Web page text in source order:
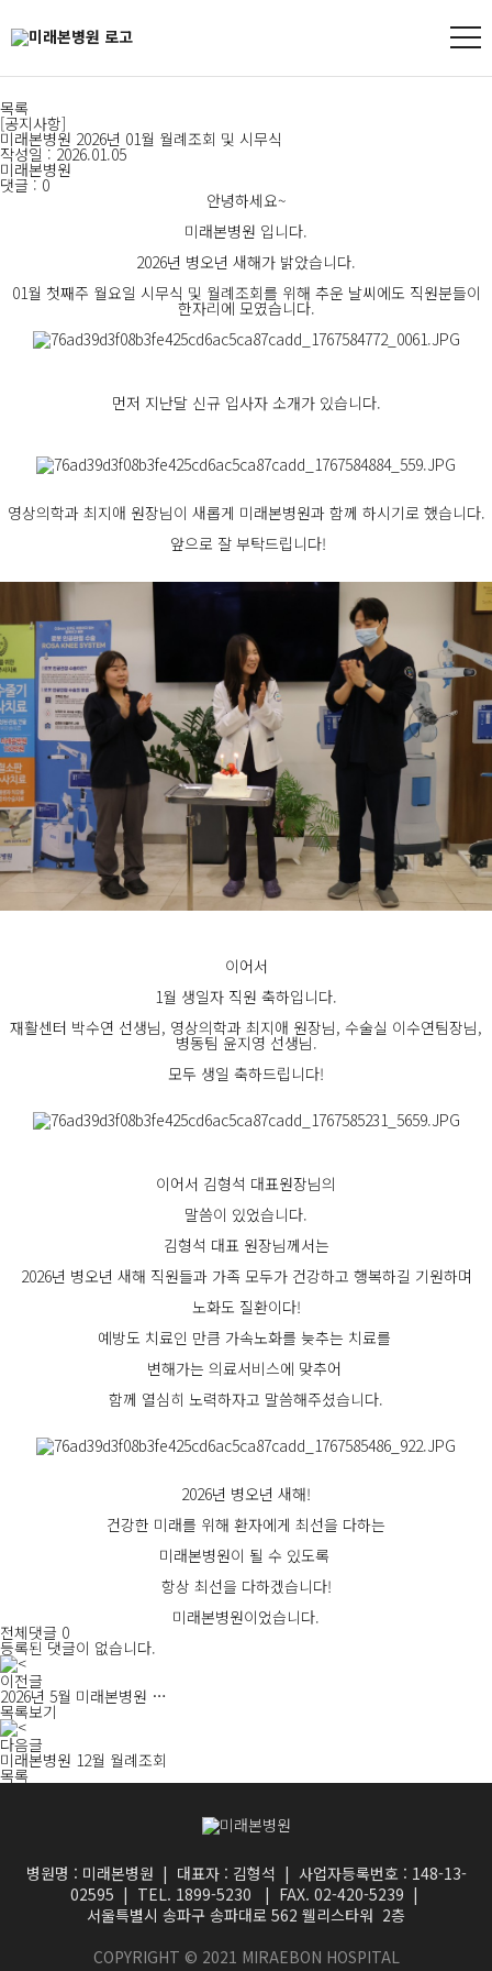
목록
[공지사항]
미래본병원 2026년 01월 월례조회 및 시무식
작성일 : 2026.01.05
미래본병원
댓글 : 0
안녕하세요~
미래본병원 입니다.
2026년 병오년 새해가 밝았습니다.
01월 첫째주 월요일 시무식 및 월례조회를 위해 추운 날씨에도 직원분들이
한자리에 모였습니다.
먼저 지난달 신규 입사자 소개가 있습니다.
영상의학과 최지애 원장님이 새롭게 미래본병원과 함께 하시기로 했습니다.
앞으로 잘 부탁드립니다!
이어서
1월 생일자 직원 축하입니다.
재활센터 박수연 선생님, 영상의학과 최지애 원장님, 수술실 이수연팀장님,
병동팀 윤지영 선생님.
모두 생일 축하드립니다!
이어서 김형석 대표원장님의
말씀이 있었습니다.
김형석 대표 원장님께서는
2026년 병오년 새해 직원들과 가족 모두가 건강하고 행복하길 기원하며
노화도 질환이다!
예방도 치료인 만큼 가속노화를 늦추는 치료를
변해가는 의료서비스에 맞추어
함께 열심히 노력하자고 말씀해주셨습니다.
2026년 병오년 새해!
건강한 미래를 위해 환자에게 최선을 다하는
미래본병원이 될 수 있도록
항상 최선을 다하겠습니다!
미래본병원이었습니다.
전체댓글 0
등록된 댓글이 없습니다.
이전글
2026년 5월 미래본병원 …
목록보기
다음글
미래본병원 12월 월례조회
목록
병원명 : 미래본병원 | 대표자 : 김형석 | 사업자등록번호 : 148-13-
02595 | TEL. 1899-5230 | FAX. 02-420-5239 |
서울특별시 송파구 송파대로 562 웰리스타워 2층
COPYRIGHT © 2021 MIRAEBON HOSPITAL